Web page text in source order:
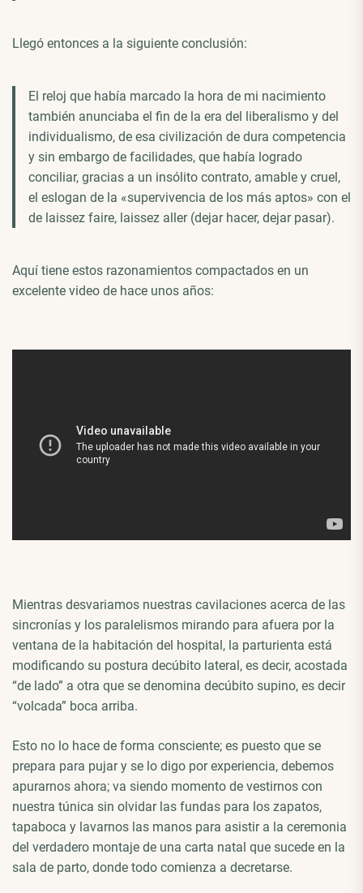
Llegó entonces a la siguiente conclusión:
El reloj que había marcado la hora de mi nacimiento
también anunciaba el fin de la era del liberalismo y del
individualismo, de esa civilización de dura competencia
y sin embargo de facilidades, que había logrado
conciliar, gracias a un insólito contrato, amable y cruel,
el eslogan de la «supervivencia de los más aptos» con el
de laissez faire, laissez aller (dejar hacer, dejar pasar).
Aquí tiene estos razonamientos compactados en un
excelente video de hace unos años:
Mientras desvariamos nuestras cavilaciones acerca de las
sincronías y los paralelismos mirando para afuera por la
ventana de la habitación del hospital, la parturienta está
modificando su postura decúbito lateral, es decir, acostada
“de lado” a otra que se denomina decúbito supino, es decir
“volcada” boca arriba.
Esto no lo hace de forma consciente; es puesto que se
prepara para pujar y se lo digo por experiencia, debemos
apurarnos ahora; va siendo momento de vestirnos con
nuestra túnica sin olvidar las fundas para los zapatos,
tapaboca y lavarnos las manos para asistir a la ceremonia
del verdadero montaje de una carta natal que sucede en la
sala de parto, donde todo comienza a decretarse.